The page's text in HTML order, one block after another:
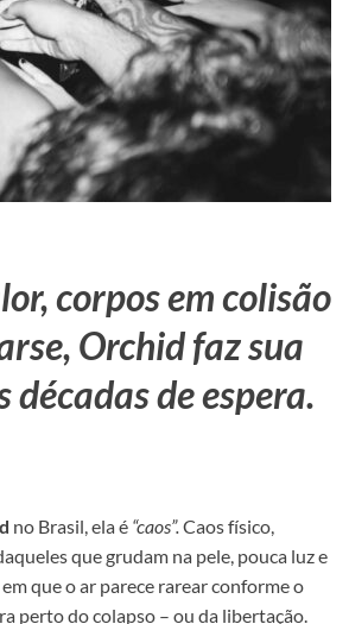
corpos em colisão
Orchid faz sua
décadas de espera.
no Brasil, ela é “caos”.Caos físico,
que grudam na pele, pouca luz e
que o ar parece rarear conforme o
perto do colapso – ou da libertação.